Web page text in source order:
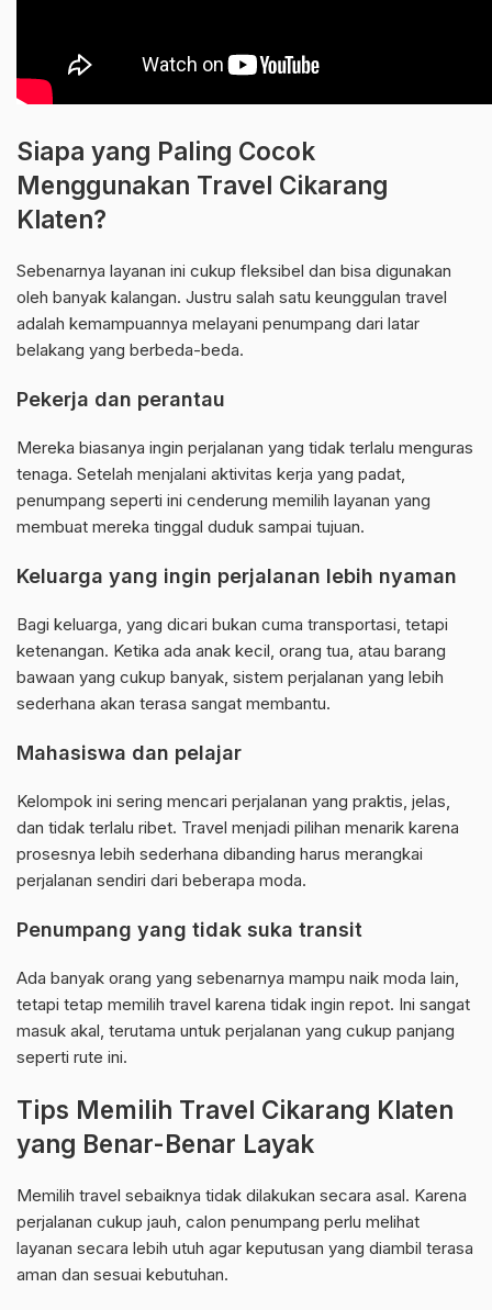
Siapa yang Paling Cocok
Menggunakan Travel Cikarang
Klaten?
Sebenarnya layanan ini cukup fleksibel dan bisa digunakan
oleh banyak kalangan. Justru salah satu keunggulan travel
adalah kemampuannya melayani penumpang dari latar
belakang yang berbeda-beda.
Pekerja dan perantau
Mereka biasanya ingin perjalanan yang tidak terlalu menguras
tenaga. Setelah menjalani aktivitas kerja yang padat,
penumpang seperti ini cenderung memilih layanan yang
membuat mereka tinggal duduk sampai tujuan.
Keluarga yang ingin perjalanan lebih nyaman
Bagi keluarga, yang dicari bukan cuma transportasi, tetapi
ketenangan. Ketika ada anak kecil, orang tua, atau barang
bawaan yang cukup banyak, sistem perjalanan yang lebih
sederhana akan terasa sangat membantu.
Mahasiswa dan pelajar
Kelompok ini sering mencari perjalanan yang praktis, jelas,
dan tidak terlalu ribet. Travel menjadi pilihan menarik karena
prosesnya lebih sederhana dibanding harus merangkai
perjalanan sendiri dari beberapa moda.
Penumpang yang tidak suka transit
Ada banyak orang yang sebenarnya mampu naik moda lain,
tetapi tetap memilih travel karena tidak ingin repot. Ini sangat
masuk akal, terutama untuk perjalanan yang cukup panjang
seperti rute ini.
Tips Memilih Travel Cikarang Klaten
yang Benar-Benar Layak
Memilih travel sebaiknya tidak dilakukan secara asal. Karena
perjalanan cukup jauh, calon penumpang perlu melihat
layanan secara lebih utuh agar keputusan yang diambil terasa
aman dan sesuai kebutuhan.